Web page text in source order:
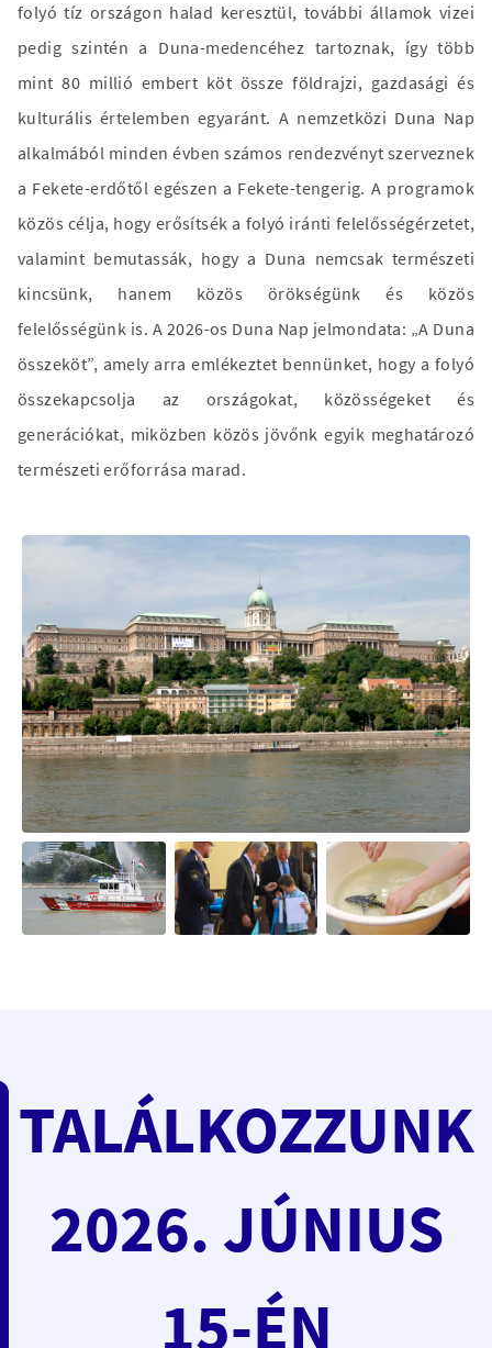
folyó tíz országon halad keresztül, további államok vizei
pedig szintén a Duna-medencéhez tartoznak, így több
mint 80 millió embert köt össze földrajzi, gazdasági és
kulturális értelemben egyaránt. A nemzetközi Duna Nap
alkalmából minden évben számos rendezvényt szerveznek
a Fekete-erdőtől egészen a Fekete-tengerig. A programok
közös célja, hogy erősítsék a folyó iránti felelősségérzetet,
valamint bemutassák, hogy a Duna nemcsak természeti
kincsünk, hanem közös örökségünk és közös
felelősségünk is. A 2026-os Duna Nap jelmondata: „A Duna
összeköt”, amely arra emlékeztet bennünket, hogy a folyó
összekapcsolja az országokat, közösségeket és
generációkat, miközben közös jövőnk egyik meghatározó
természeti erőforrása marad.
TALÁLKOZZUNK
2026. JÚNIUS
15-ÉN